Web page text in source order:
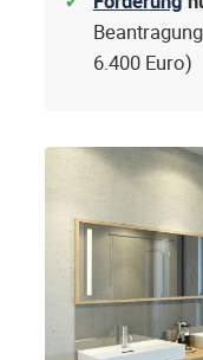
6.400 Euro)